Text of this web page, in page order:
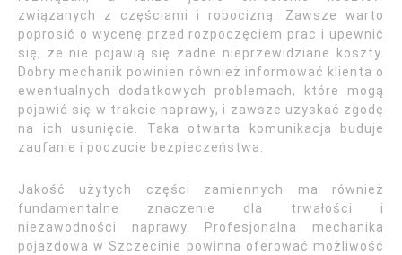
związanych z częściami i robocizną. Zawsze warto
poprosić o wycenę przed rozpoczęciem prac i upewnić
się, że nie pojawią się żadne nieprzewidziane koszty.
Dobry mechanik powinien również informować klienta o
ewentualnych dodatkowych problemach, które mogą
pojawić się w trakcie naprawy, i zawsze uzyskać zgodę
na ich usunięcie. Taka otwarta komunikacja buduje
zaufanie i poczucie bezpieczeństwa.
Jakość użytych części zamiennych ma również
fundamentalne znaczenie dla trwałości i
niezawodności naprawy. Profesjonalna mechanika
pojazdowa w Szczecinie powinna oferować możliwość